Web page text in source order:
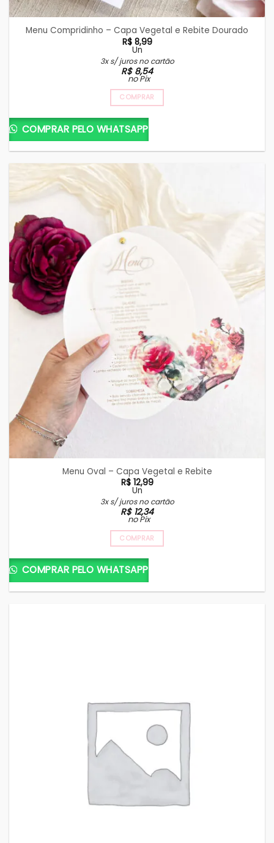
Menu Compridinho – Capa Vegetal e Rebite Dourado
R$8,99
Un
3x s/ juros no cartão
R$8,54
no Pix
COMPRAR
COMPRAR PELO WHATSAPP
Menu Oval – Capa Vegetal e Rebite
R$12,99
Un
3x s/ juros no cartão
R$12,34
no Pix
COMPRAR
COMPRAR PELO WHATSAPP